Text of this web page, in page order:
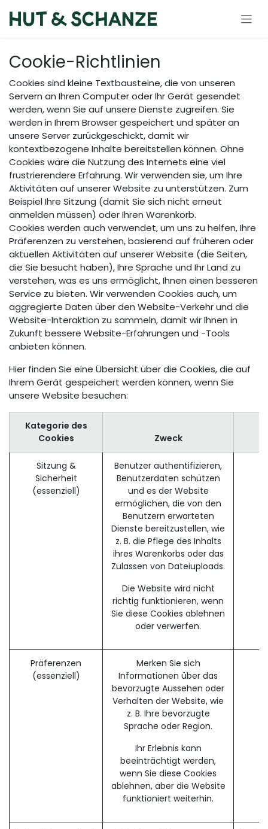
Cookie-Richtlinien
Cookies sind kleine Textbausteine, die von unseren
Servern an Ihren Computer oder Ihr Gerät gesendet
werden, wenn Sie auf unsere Dienste zugreifen. Sie
werden in Ihrem Browser gespeichert und später an
unsere Server zurückgeschickt, damit wir
kontextbezogene Inhalte bereitstellen können. Ohne
Cookies wäre die Nutzung des Internets eine viel
frustrierendere Erfahrung. Wir verwenden sie, um Ihre
Aktivitäten auf unserer Website zu unterstützen. Zum
Beispiel Ihre Sitzung (damit Sie sich nicht erneut
anmelden müssen) oder Ihren Warenkorb.
Cookies werden auch verwendet, um uns zu helfen, Ihre
Präferenzen zu verstehen, basierend auf früheren oder
aktuellen Aktivitäten auf unserer Website (die Seiten,
die Sie besucht haben), Ihre Sprache und Ihr Land zu
verstehen, was es uns ermöglicht, Ihnen einen besseren
Service zu bieten. Wir verwenden Cookies auch, um
aggregierte Daten über den Website-Verkehr und die
Website-Interaktion zu sammeln, damit wir Ihnen in
Zukunft bessere Website-Erfahrungen und -Tools
anbieten können.
Hier finden Sie eine Übersicht über die Cookies, die auf
Ihrem Gerät gespeichert werden können, wenn Sie
unsere Website besuchen:
Kategorie des
Cookies
Zweck
Sitzung &
Sicherheit
(essenziell)
Benutzer authentifizieren,
Benutzerdaten schützen
und es der Website
ermöglichen, die von den
Benutzern erwarteten
Dienste bereitzustellen, wie
z. B. die Pflege des Inhalts
ihres Warenkorbs oder das
Zulassen von Dateiuploads.
Die Website wird nicht
richtig funktionieren, wenn
Sie diese Cookies ablehnen
oder verwerfen.
Präferenzen
(essenziell)
Merken Sie sich
Informationen über das
bevorzugte Aussehen oder
Verhalten der Website, wie
z. B. Ihre bevorzugte
Sprache oder Region.
Ihr Erlebnis kann
beeinträchtigt werden,
wenn Sie diese Cookies
ablehnen, aber die Website
funktioniert weiterhin.